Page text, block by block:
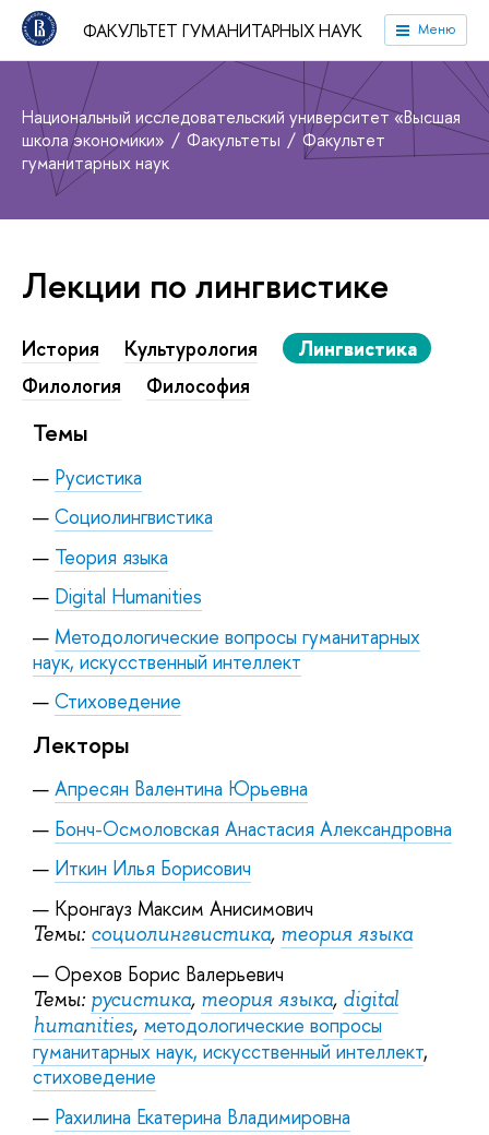
ФАКУЛЬТЕТ ГУМАНИТАРНЫХ НАУК Меню
Национальный исследовательский университет «Высшая
школа экономики»
Факультеты
Факультет
гуманитарных наук
Лекции по лингвистике
История Культурология
Лингвистика
Филология
Философия
Темы
Русистика
Социолингвистика
Теория языка
Digital Humanities
Методологические вопросы гуманитарных
наук, искусственный интеллект
Стиховедение
Лекторы
Апресян Валентина Юрьевна
Бонч-Осмоловская Анастасия Александровна
Иткин Илья Борисович
Кронгауз Максим Анисимович
Темы: cоциолингвистика, теория языка
Орехов Борис Валерьевич
Темы: русистика, теория языка, digital
humanities, методологические вопросы
гуманитарных наук, искусственный интеллект,
стиховедение
Рахилина Екатерина Владимировна